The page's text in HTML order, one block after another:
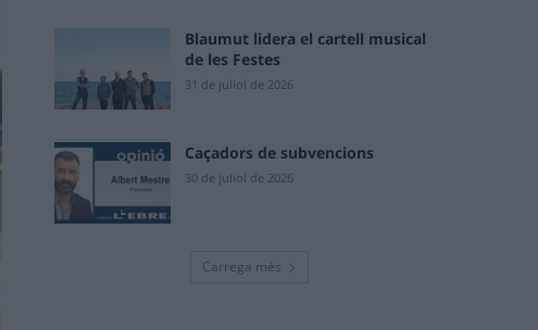
Blaumut lidera el cartell musical
de les Festes
31 de juliol de 2026
Caçadors de subvencions
30 de juliol de 2026
Carrega més